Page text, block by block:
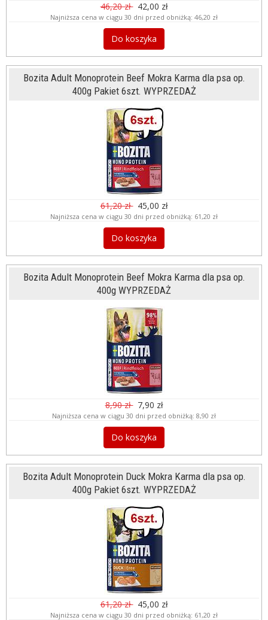
46,20 zł 42,00 zł
Najniższa cena w ciągu 30 dni przed obniżką: 46,20 zł
Do koszyka
Bozita Adult Monoprotein Beef Mokra Karma dla psa op.
400g Pakiet 6szt. WYPRZEDAŻ
61,20 zł 45,00 zł
Najniższa cena w ciągu 30 dni przed obniżką: 61,20 zł
Do koszyka
Bozita Adult Monoprotein Beef Mokra Karma dla psa op.
400g WYPRZEDAŻ
8,90 zł 7,90 zł
Najniższa cena w ciągu 30 dni przed obniżką: 8,90 zł
Do koszyka
Bozita Adult Monoprotein Duck Mokra Karma dla psa op.
400g Pakiet 6szt. WYPRZEDAŻ
61,20 zł 45,00 zł
Najniższa cena w ciągu 30 dni przed obniżką: 61,20 zł